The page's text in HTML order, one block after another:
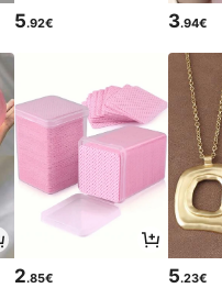
5.92€ 3.94€
2.85€ 5.23€